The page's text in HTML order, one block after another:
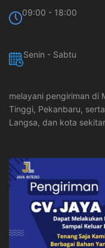
09:00 - 18:00
Senin - Sabtu
melayani pengiriman di
Tinggi, Pekanbaru,
Langsa, dan kota sekitar